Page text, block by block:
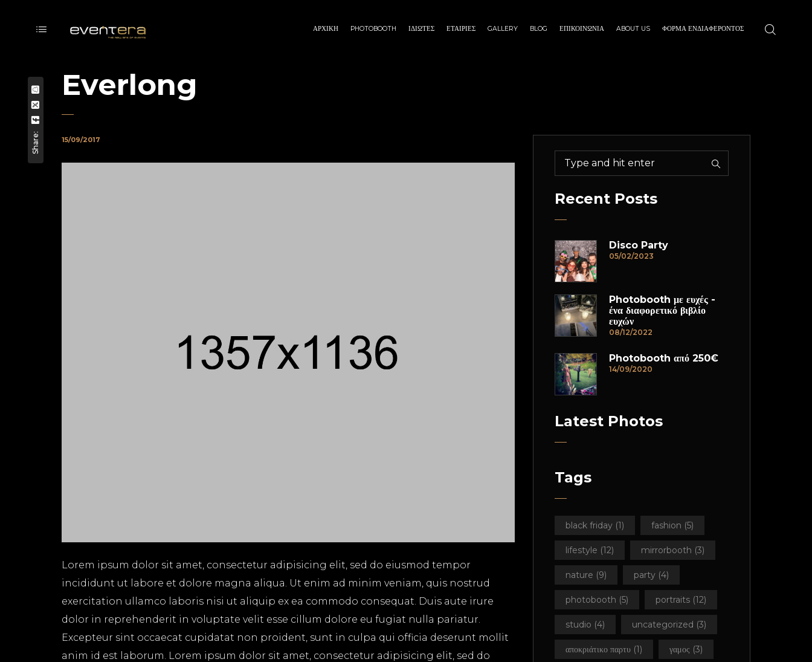
ΑΡΧΙΚΗ PHOTOBOOTH ΙΔΙΩΤΕΣ ΕΤΑΙΡΙΕΣ GALLERY BLOG ΕΠΙΚΟΙΝΩΝΙΑ ABOUT US ΦΌΡΜΑ ΕΝΔΙΑΦΈΡΟΝΤΟΣ
Everlong
Share: 15/09/2017
Lorem ipsum dolor sit amet, consectetur adipisicing elit, sed do eiusmod tempor
incididunt ut labore et dolore magna aliqua. Ut enim ad minim veniam, quis nostrud
exercitation ullamco laboris nisi ut aliquip ex ea commodo consequat. Duis aute irure
dolor in reprehenderit in voluptate velit esse cillum dolore eu fugiat nulla pariatur.
Excepteur sint occaecat cupidatat non proident, sunt in culpa qui officia deserunt mollit
anim id est laborum. Lorem ipsum dolor sit amet, consectetur adipisicing elit, sed do
Recent Posts
Disco Party
05/02/2023
Photobooth με ευχές -
ένα διαφορετικό βιβλίο
ευχών
08/12/2022
Photobooth από 250€
14/09/2020
Latest Photos
Tags
black friday (1) fashion (5)
lifestyle (12) mirrorbooth (3)
nature (9) party (4)
photobooth (5) portraits (12)
studio (4) uncategorized (3)
αποκριάτικο παρτυ (1) γαμος (3)